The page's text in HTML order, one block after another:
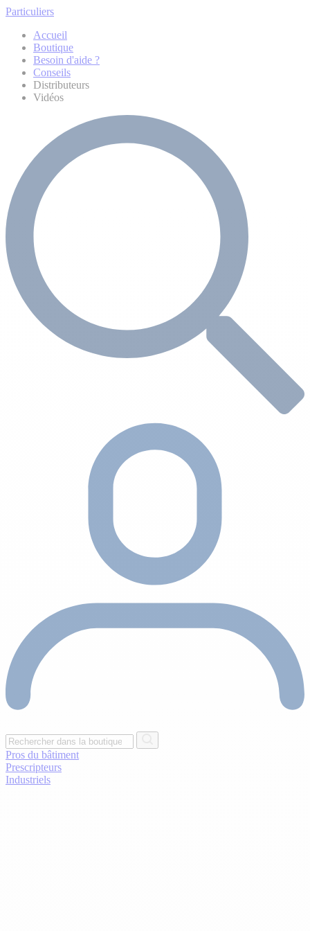
Particuliers
Accueil
Boutique
Besoin d'aide ?
Conseils
Distributeurs
Vidéos
Pros du bâtiment
Prescripteurs
Industriels